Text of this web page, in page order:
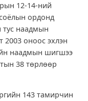
12-14-ний
ордонд
тус наадмын
2003 оноос эхлэн
наадмын шигшээ
38 төрлөөр
143 тамирчин